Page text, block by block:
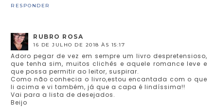
RESPONDER
RUBRO ROSA
16 DE JULHO DE 2018 ÀS 15:17
Adoro pegar de vez em sempre um livro despretensioso,
que tenha sim, muitos clichês e aquele romance leve e
que possa permitir ao leitor, suspirar.
Como não conhecia o livro,estou encantada com o que
li acima e vi também, já que a capa é lindíssima!!
Vai para a lista de desejados.
Beijo